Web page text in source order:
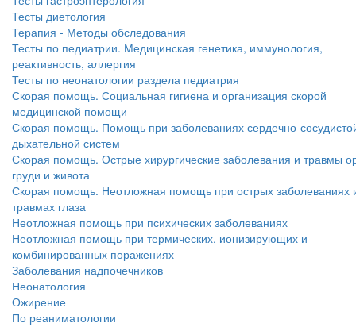
Тесты диетология
Терапия - Методы обследования
Тесты по педиатрии. Медицинская генетика, иммунология,
реактивность, аллергия
Тесты по неонатологии раздела педиатрия
Скорая помощь. Социальная гигиена и организация скорой
медицинской помощи
Скорая помощь. Помощь при заболеваниях сердечно-
дыхательной систем
Скорая помощь. Острые хирургические заболевания и травмы
груди и живота
Скорая помощь. Неотложная помощь при острых заболеваниях
травмах глаза
Неотложная помощь при психических заболеваниях
Неотложная помощь при термических, ионизирующих и
комбинированных поражениях
Заболевания надпочечников
Неонатология
Ожирение
По реаниматологии